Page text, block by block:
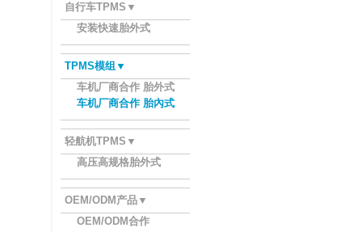
自行车TPMS▼
安装快速胎外式
TPMS模组▼
车机厂商合作 胎外式
车机厂商合作 胎內式
轻航机TPMS▼
高压高规格胎外式
OEM/ODM产品▼
OEM/ODM合作